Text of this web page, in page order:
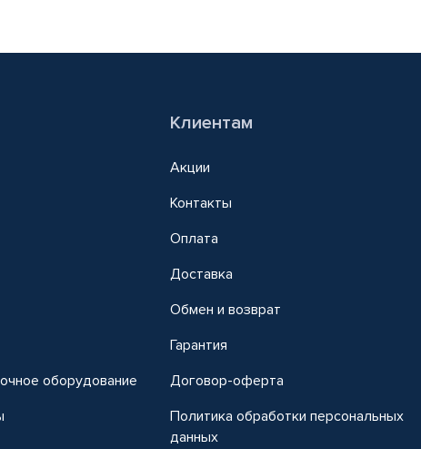
оборудование
Клиентам
Акции
Контакты
Оплата
Доставка
Обмен и возврат
Гарантия
Договор-оферта
Политика обработки персональных
данных